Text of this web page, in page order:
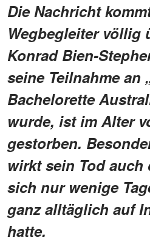
Die Nachricht
Wegbegleiter völlig
Konrad Bien-
seine Teilnahme an
Bachelorette
wurde, ist im Alter
gestorben.
wirkt sein Tod auch
sich nur wenige
ganz alltäglich auf
hatte.